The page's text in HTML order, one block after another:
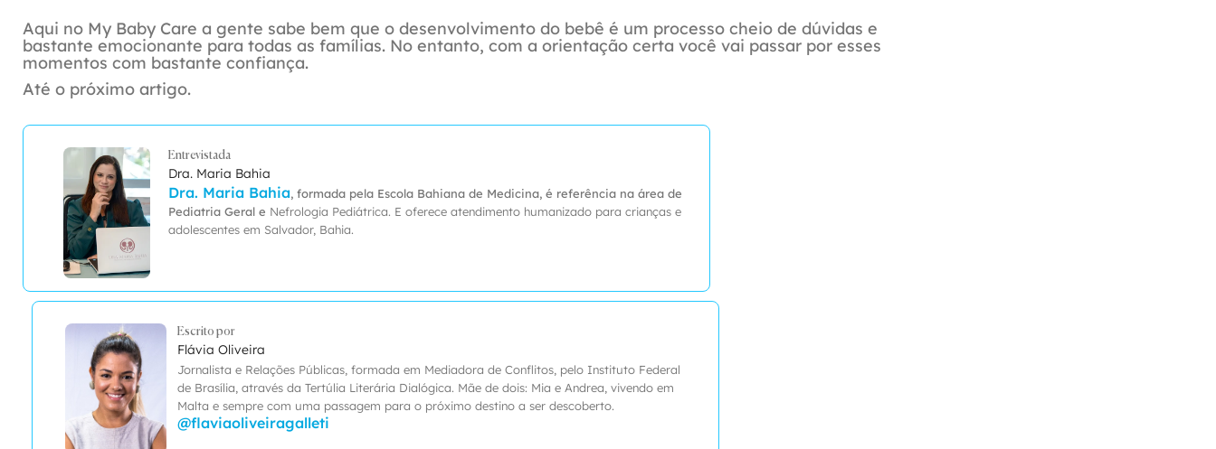
Aqui no My Baby Care a gente sabe bem que o desenvolvimento do bebê é um processo cheio de dúvidas e
bastante emocionante para todas as famílias. No entanto, com a orientação certa você vai passar por esses
momentos com bastante confiança.
Até o próximo artigo.
Entrevistada
Dra. Maria Bahia
Dra. Maria Bahia, formada pela Escola Bahiana de Medicina, é referência na área de
Pediatria Geral e Nefrologia Pediátrica. E oferece atendimento humanizado para crianças e
adolescentes em Salvador, Bahia.
Escrito por
Flávia Oliveira
Jornalista e Relações Públicas, formada em Mediadora de Conflitos, pelo Instituto Federal
de Brasília, através da Tertúlia Literária Dialógica. Mãe de dois: Mia e Andrea, vivendo em
Malta e sempre com uma passagem para o próximo destino a ser descoberto.
@flaviaoliveiragalleti